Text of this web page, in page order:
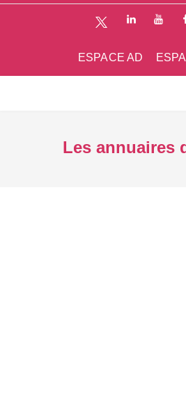
ESPACE AD
Les annuaires